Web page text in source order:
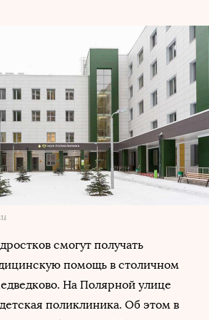
смогут получать
помощь в столичном
На Полярной улице
поликлиника. Об этом в